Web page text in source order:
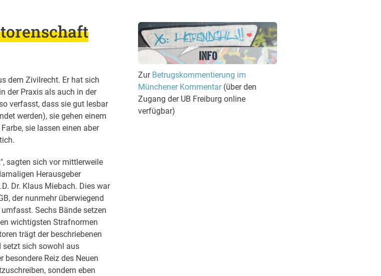
dem Zivilrecht. Er hat sich
der Praxis als auch in der
verfasst, dass sie gut lesbar
werden), sie gehen einem
sie lassen einen aber
sagten sich vor mittlerweile
Herausgeber
Dr. Klaus Miebach. Dies war
der nunmehr überwiegend
Sechs Bände setzen
wichtigsten Strafnormen
trägt der beschriebenen
setzt sich sowohl aus
Reiz des Neuen
sondern eben
INFO
Zur Betrugskommentierung im
Münchener Kommentar(über den
Zugang der UB Freiburg online
verfügbar)